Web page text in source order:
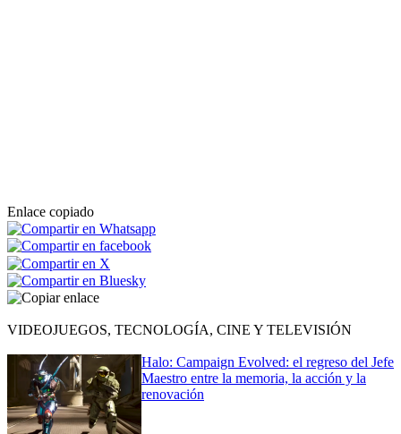
Enlace copiado
VIDEOJUEGOS, TECNOLOGÍA, CINE Y TELEVISIÓN
Halo: Campaign Evolved: el regreso del Jefe
Maestro entre la memoria, la acción y la
renovación